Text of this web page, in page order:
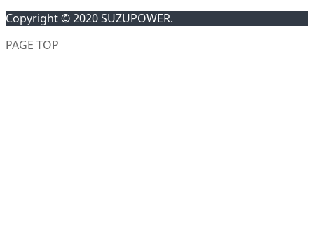
Copyright © 2020 SUZUPOWER.
PAGE TOP